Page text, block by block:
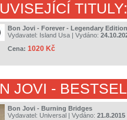
TITULY:
Bon Jovi - Forever - Legendary
Vydavatel: Island Usa | Vydáno:
Cena: 1020 Kč
JOVI -
Bon Jovi - Burning Bridges
Vydavatel: Universal | Vydáno: 21.8.2015